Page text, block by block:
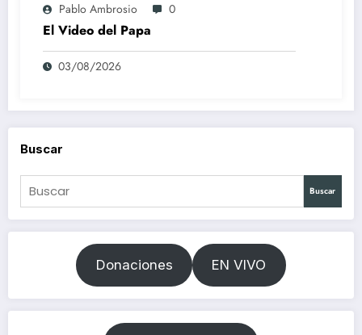
Pablo Ambrosio 0
El Video del Papa
03/08/2026
Buscar
Buscar
Donaciones EN VIVO